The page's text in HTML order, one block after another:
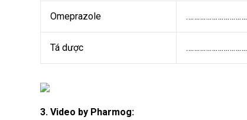
Omeprazole ………………………….
Tá dược ………………………….
3. Video by Pharmog: